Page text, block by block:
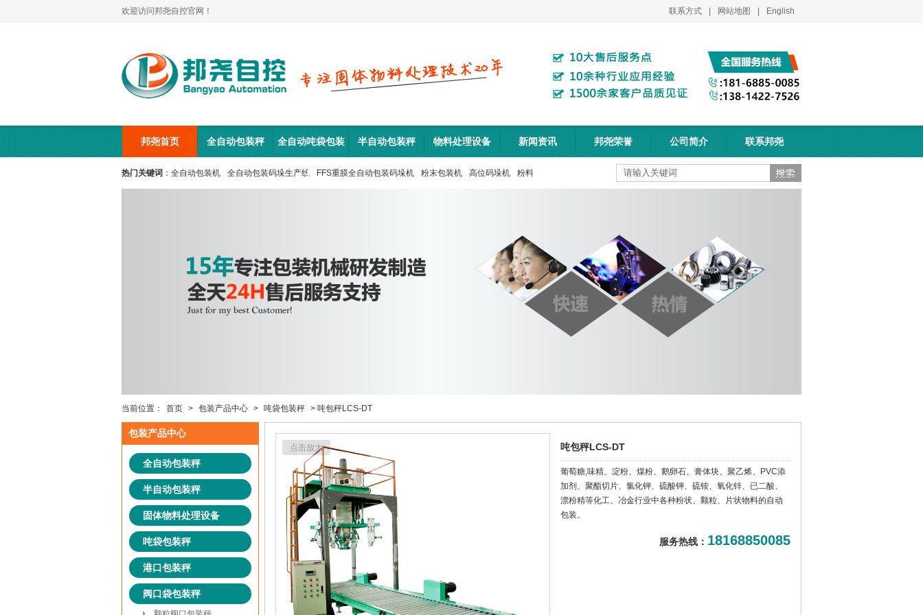
欢迎访问邦尧自控官网！ 联系方式 网站地图 English
邦尧首页 全自动包装秤 全自动吨袋包装
机
半自动包装秤 物料处理设备 新闻资讯 邦尧荣誉 公司简介 联系邦尧
热门关键词 ： 全自动包装机 全自动包装码垛生产线 FFS重膜全自动包装码垛机 粉末包装机 高位码垛机
粉料
包装秤
当前位置： 首页 > 包装产品中心 > 吨袋包装秤 > 吨包秤LCS-DT
点击放大 吨包秤LCS-DT
葡萄糖,味精、淀粉、煤粉、鹅卵石、膏体块、聚乙烯、PVC添
加剂、聚酯切片、氯化钾、硫酸钾、硫铵、氧化锌、已二酸、
漂粉精等化工、冶金行业中各种粉状、颗粒、片状物料的自动
包装。
服务热线： 18168850085
包装产品中心
全自动包装秤
半自动包装秤
固体物料处理设备
吨袋包装秤
港口包装秤
阀口袋包装秤